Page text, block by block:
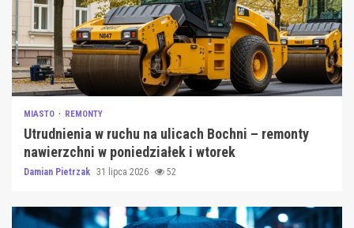
MIASTO REMONTY
Utrudnienia w ruchu na ulicach Bochni – remonty
nawierzchni w poniedziałek i wtorek
Damian Pietrzak 31 lipca 2026 52